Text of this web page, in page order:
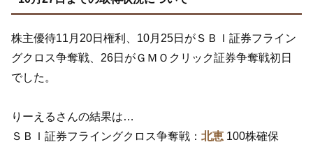
株主優待11月20日権利、10月25日がＳＢＩ証券フライン
グクロス争奪戦、26日がＧＭＯクリック証券争奪戦初日
でした。
りーえるさんの結果は…
ＳＢＩ証券フライングクロス争奪戦： 北恵 100株確保